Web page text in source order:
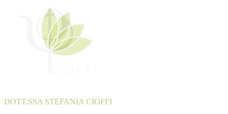
DOTT.SSA STEFANIA CIOFFI